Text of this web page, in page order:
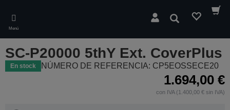
main
content
Menú
Buscar
SC-P20000 5thY Ext. CoverPlus
En stock NÚMERO DE REFERENCIA: CP5EOSSECE20
1.694,00 €
con IVA (1.400,00 € sin IVA)